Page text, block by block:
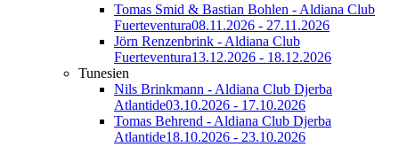
Tomas Smid & Bastian Bohlen - Aldiana Club
Fuerteventura08.11.2026 - 27.11.2026
Jörn Renzenbrink - Aldiana Club
Fuerteventura13.12.2026 - 18.12.2026
Tunesien
Nils Brinkmann - Aldiana Club Djerba
Atlantide03.10.2026 - 17.10.2026
Tomas Behrend - Aldiana Club Djerba
Atlantide18.10.2026 - 23.10.2026